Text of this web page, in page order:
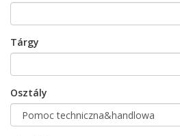
Tárgy
Osztály